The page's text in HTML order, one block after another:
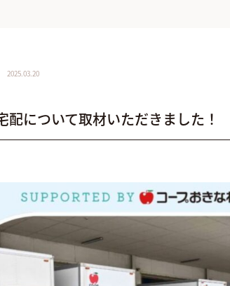
2025.03.20
配について取材いただきました！